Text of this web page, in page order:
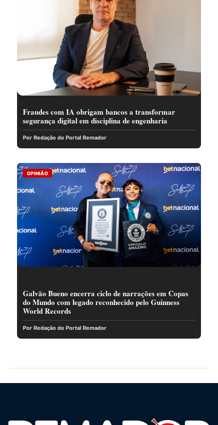
Fraudes com IA obrigam bancos a transformar
segurança digital em disciplina de engenharia
Por Redação do Portal Remador
OPINIÃO
Galvão Bueno encerra ciclo de narrações em Copas
do Mundo com legado reconhecido pelo Guinness
World Records
Por Redação do Portal Remador